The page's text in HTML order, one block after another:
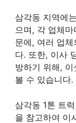
삼각동 지역에
으며, 각 업체
문에, 여러 업
다. 또한, 이사
방하기 위해,
볼 수 있습니다.
삼각동 1톤 트
을 참고하여 이